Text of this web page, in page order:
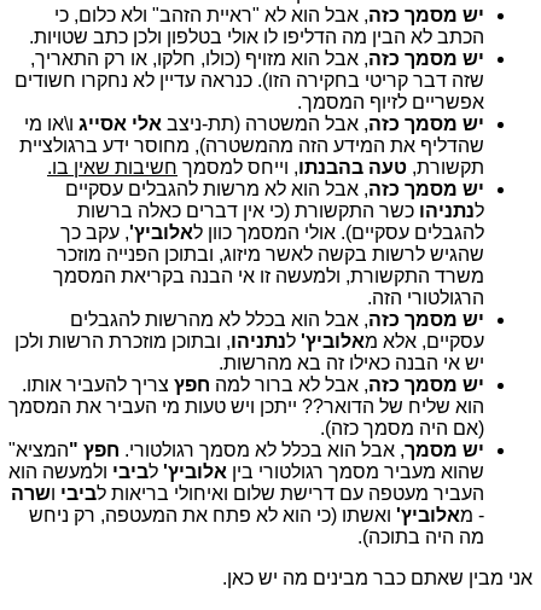
יש מסמך כזה, אבל הוא לא "ראיית הזהב" ולא כלום, כי
הכתב לא הבין מה הדליפו לו אולי בטלפון ולכן כתב שטויות.
יש מסמך כזה, אבל הוא מזויף (כולו, חלקו, או רק התאריך,
שזה דבר קריטי בחקירה הזו). כנראה עדיין לא נחקרו חשודים
אפשריים לזיוף המסמך.
יש מסמך כזה, אבל המשטרה (תת-ניצב אלי אסייג ו\או מי
שהדליף את המידע הזה מהמשטרה), מחוסר ידע ברגולציית
תקשורת, טעה בהבנתו, וייחס למסמך חשיבות שאין בו.
יש מסמך כזה, אבל הוא לא מרשות להגבלים עסקיים
לנתניהו כשר התקשורת (כי אין דברים כאלה ברשות
להגבלים עסקיים). אולי המסמך כוון לאלוביץ', עקב כך
שהגיש לרשות בקשה לאשר מיזוג, ובתוכן הפנייה מוזכר
משרד התקשורת, ולמעשה זו אי הבנה בקריאת המסמך
הרגולטורי הזה.
יש מסמך כזה, אבל הוא בכלל לא מהרשות להגבלים
עסקיים, אלא מאלוביץ' לנתניהו, ובתוכן מוזכרת הרשות ולכן
יש אי הבנה כאילו זה בא מהרשות.
יש מסמך כזה, אבל לא ברור למה חפץ צריך להעביר אותו.
הוא שליח של הדואר?? ייתכן ויש טעות מי העביר את המסמך
(אם היה מסמך כזה).
יש מסמך, אבל הוא בכלל לא מסמך רגולטורי. חפץ "המציא"
שהוא מעביר מסמך רגולטורי בין אלוביץ' לביבי ולמעשה הוא
העביר מעטפה עם דרישת שלום ואיחולי בריאות לביבי ושרה
- מאלוביץ' ואשתו (כי הוא לא פתח את המעטפה, רק ניחש
מה היה בתוכה).
אני מבין שאתם כבר מבינים מה יש כאן.